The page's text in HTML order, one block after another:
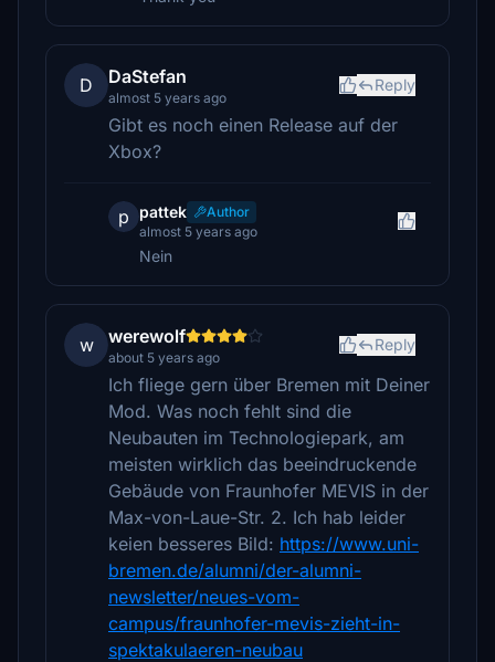
D DaStefan
almost 5 years ago
Reply
Gibt es noch einen Release auf der
Xbox?
p pattek
Author
almost 5 years ago
Nein
w werewolf
about 5 years ago
Reply
Ich fliege gern über Bremen mit Deiner
Mod. Was noch fehlt sind die
Neubauten im Technologiepark, am
meisten wirklich das beeindruckende
Gebäude von Fraunhofer MEVIS in der
Max-von-Laue-Str. 2. Ich hab leider
keien besseres Bild: https://www.uni-
bremen.de/alumni/der-alumni-
newsletter/neues-vom-
campus/fraunhofer-mevis-zieht-in-
spektakulaeren-neubau